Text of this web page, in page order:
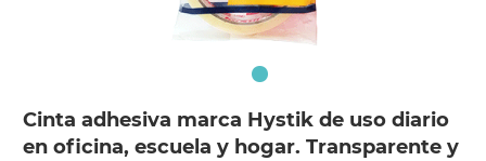
Cinta adhesiva marca Hystik de uso diario
en oficina, escuela y hogar. Transparente y